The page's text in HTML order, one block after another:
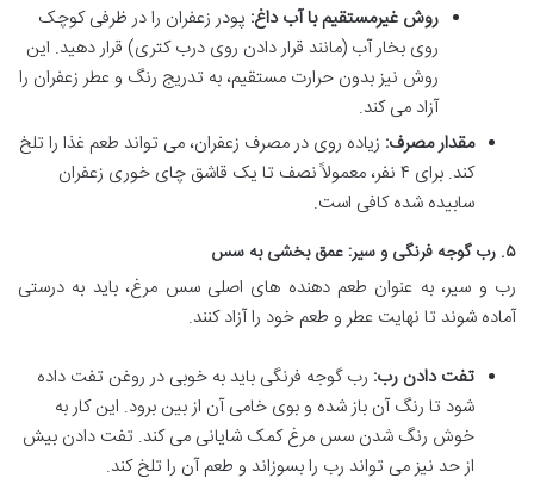
روش غیرمستقیم با آب داغ: پودر زعفران را در ظرفی کوچک
روی بخار آب (مانند قرار دادن روی درب کتری) قرار دهید. این
روش نیز بدون حرارت مستقیم، به تدریج رنگ و عطر زعفران را
آزاد می کند.
مقدار مصرف: زیاده روی در مصرف زعفران، می تواند طعم غذا را تلخ
کند. برای ۴ نفر، معمولاً نصف تا یک قاشق چای خوری زعفران
سابیده شده کافی است.
۵. رب گوجه فرنگی و سیر: عمق بخشی به سس
رب و سیر، به عنوان طعم دهنده های اصلی سس مرغ، باید به درستی
آماده شوند تا نهایت عطر و طعم خود را آزاد کنند.
تفت دادن رب: رب گوجه فرنگی باید به خوبی در روغن تفت داده
شود تا رنگ آن باز شده و بوی خامی آن از بین برود. این کار به
خوش رنگ شدن سس مرغ کمک شایانی می کند. تفت دادن بیش
از حد نیز می تواند رب را بسوزاند و طعم آن را تلخ کند.